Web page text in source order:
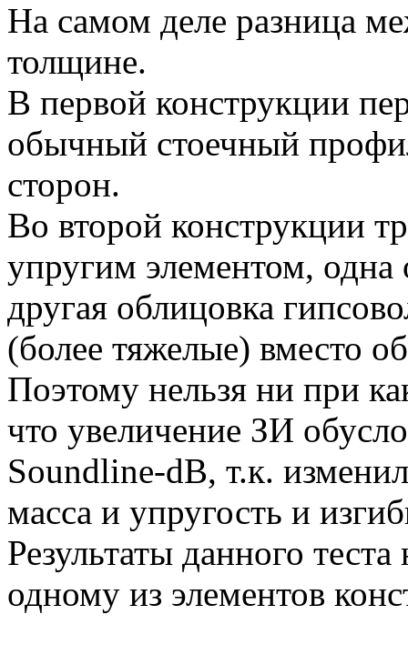
На самом деле разница
толщине.
В первой конструкции
обычный стоечный
сторон.
Во второй конструкции
упругим элементом,
другая облицовка
(более тяжелые) вместо
Поэтому нельзя ни при
что увеличение ЗИ
Soundline-dB, т.к.
масса и упругость и
Результаты данного
одному из элементов